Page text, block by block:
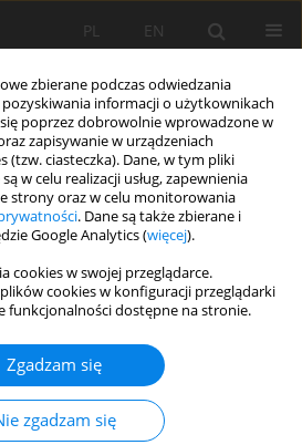
zbierane podczas odwiedzania
pozyskiwania informacji o użytkownikach
poprzez dobrowolnie wprowadzone w
zapisywanie w urządzeniach
(tzw. ciasteczka). Dane, w tym pliki
w celu realizacji usług, zapewnienia
strony oraz w celu monitorowania
. Dane są także zbierane i
Google Analytics (więcej).
cookies w swojej przeglądarce.
cookies w konfiguracji przeglądarki
funkcjonalności dostępne na stronie.
Zgadzam się
zgadzam się
EN
PL
„WSCHÓD” W ŚWIDNIKU
ANALIZA PRZYRODNICZA I